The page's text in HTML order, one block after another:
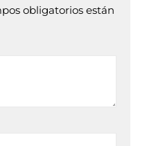
obligatorios están